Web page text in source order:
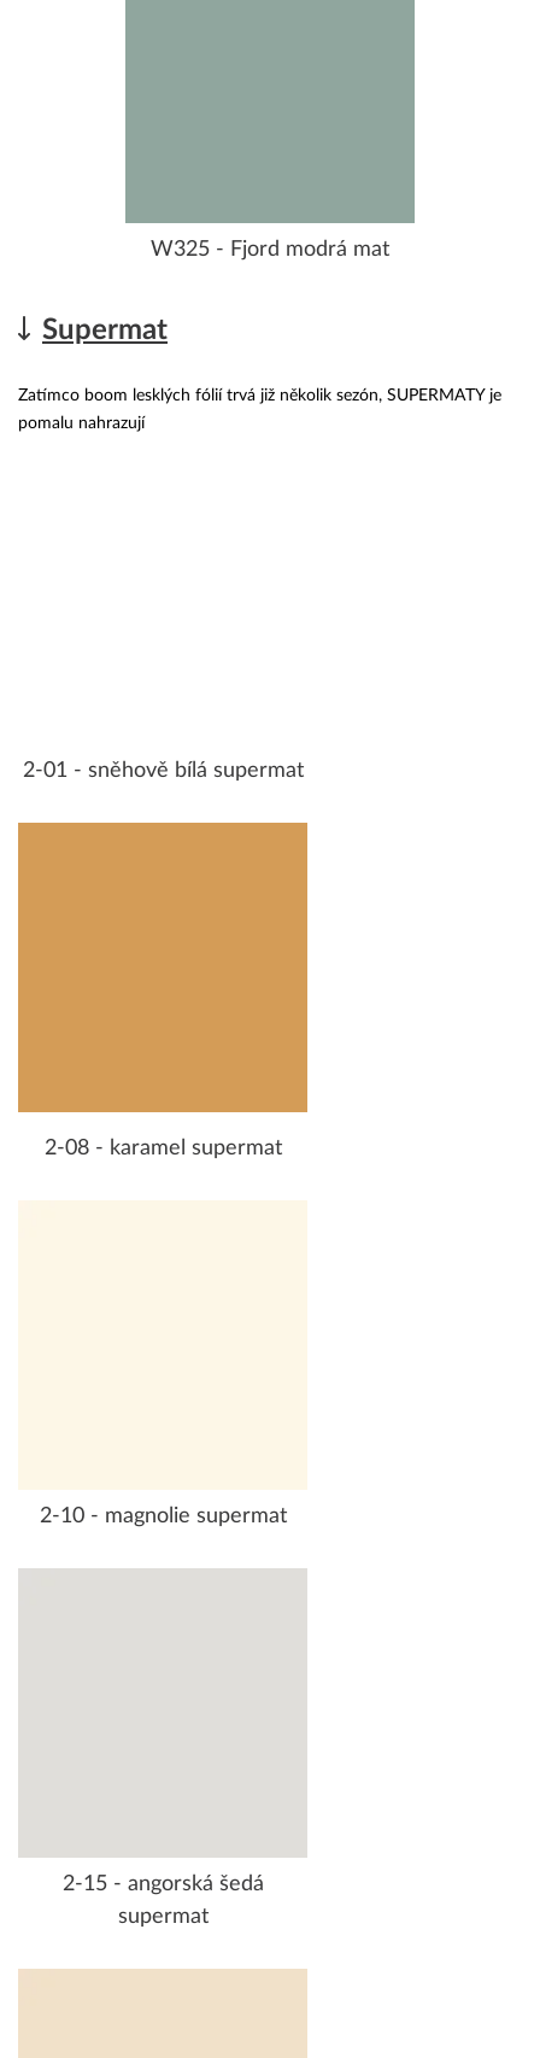
W325 - Fjord modrá mat
Supermat
Zatímco boom lesklých fólií trvá již několik sezón, SUPERMATY je
pomalu nahrazují
2-01 - sněhově bílá supermat
2-08 - karamel supermat
2-10 - magnolie supermat
2-15 - angorská šedá
supermat